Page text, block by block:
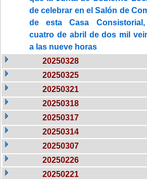
de celebrar en el Salón de
de esta Casa
cuatro de abril de dos mil
a las nueve horas
20250328
20250325
20250321
20250318
20250317
20250314
20250307
20250226
20250221